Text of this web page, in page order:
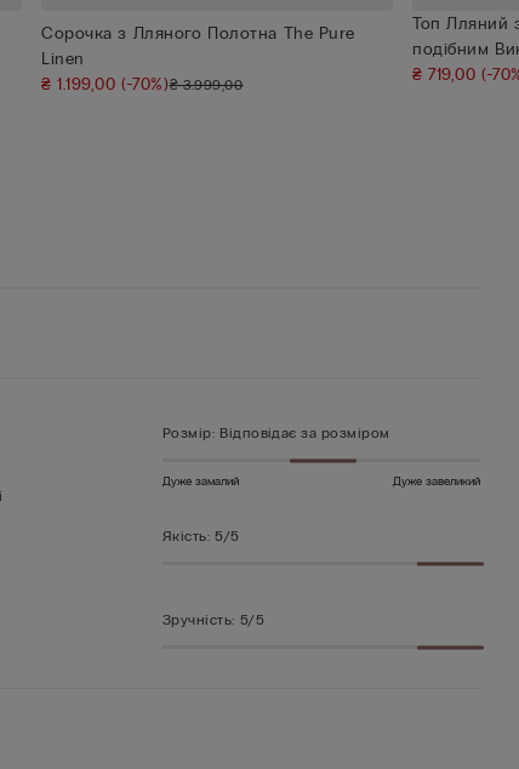
Сорочка з Лляного Полотна The Pure
Linen
₴ 1.199,00(-70%)₴ 3.999,00
Топ Лляний
подібним
₴ 719,00(-
Розмір: Відповідає за розміром
Дуже замалий Дуже завеликий
Якість: 5/5
Зручність: 5/5